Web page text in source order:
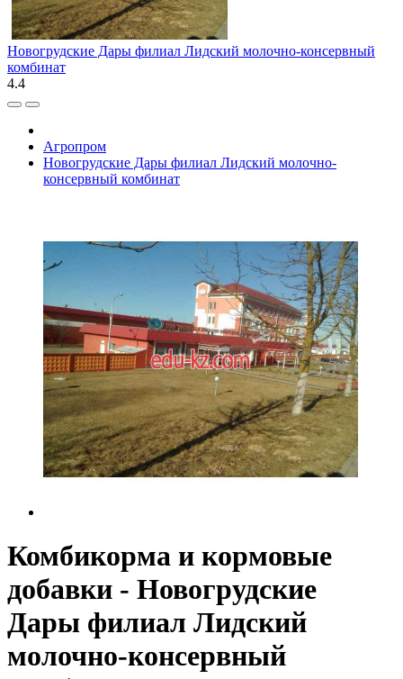
Новогрудские Дары филиал Лидский молочно-консервный
комбинат
4.4
Агропром
Новогрудские Дары филиал Лидский молочно-
консервный комбинат
Комбикорма и кормовые
добавки - Новогрудские
Дары филиал Лидский
молочно-консервный